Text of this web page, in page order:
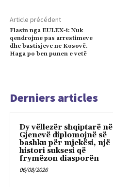
Article précédent
Flasin nga EULEX-i: Nuk
qendrojme pas arrestimeve
dhe bastisjeve ne Kosovë.
Haga po ben punen e vetë
Derniers articles
Dy vëllezër shqiptarë në
Gjenevë diplomojnë së
bashku për mjekësi, një
histori suksesi që
frymëzon diasporën
06/08/2026